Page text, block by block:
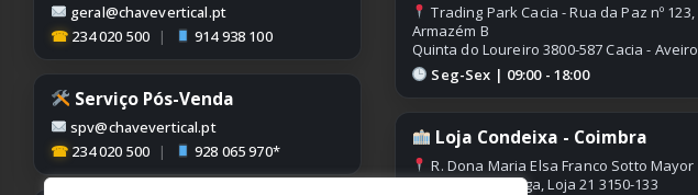
geral@chavevertical.pt
☎ 234 020 500 | 914 938 100
Serviço Pós-Venda
spv@chavevertical.pt
☎ 234 020 500 | 928 065 970*
Trading Park Cacia - Rua da Paz nº 123,
Armazém B
Quinta do Loureiro 3800-587 Cacia - Aveiro
Seg-Sex | 09:00 - 18:00
Loja Condeixa - Coimbra
R. Dona Maria Elsa Franco Sotto Mayor
Edifício Conímbriga, Loja 21 3150-133